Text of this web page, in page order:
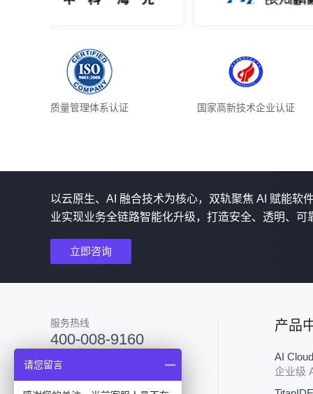
质量管理体系认证 国家高新技术企业认证
以云原生、AI 融合技术为核心，双轨聚焦 AI 赋能软
业实现业务全链路智能化升级，打造安全、透明、可
立即咨询
服务热线
400-008-9160
加入技术群
产品
AI
企业级
请您留言